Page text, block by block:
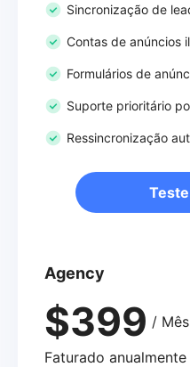
Sincronização de
Contas de anúncios
Formulários de
Suporte prioritário
Ressincronização
Agency
$399 / Mês
Faturado